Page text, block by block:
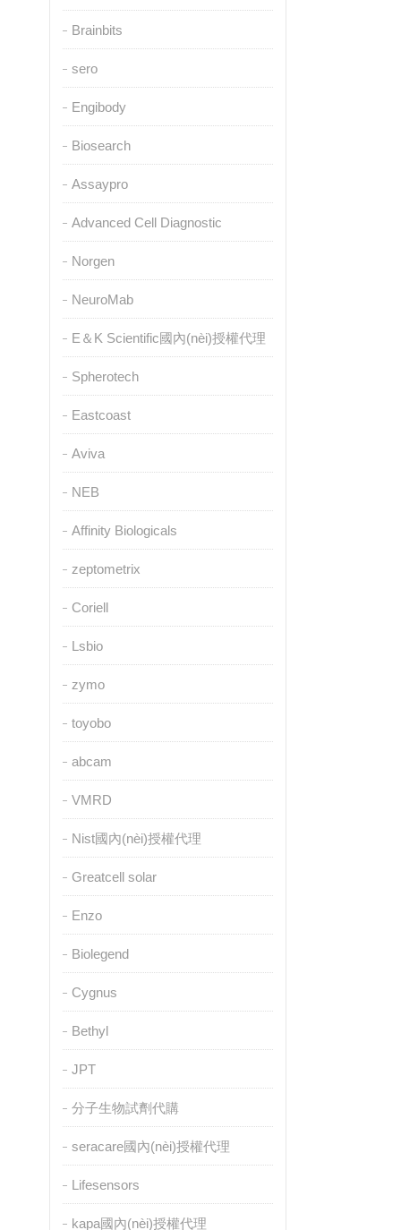
Brainbits
sero
Engibody
Biosearch
Assaypro
Advanced Cell Diagnostic
Norgen
NeuroMab
E＆K Scientific國內(nèi)授權代理
Spherotech
Eastcoast
Aviva
NEB
Affinity Biologicals
zeptometrix
Coriell
Lsbio
zymo
toyobo
abcam
VMRD
Nist國內(nèi)授權代理
Greatcell solar
Enzo
Biolegend
Cygnus
Bethyl
JPT
分子生物試劑代購
seracare國內(nèi)授權代理
Lifesensors
kapa國內(nèi)授權代理